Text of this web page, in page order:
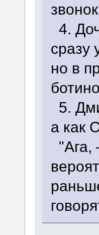
4.
сразу
но в
5.
а как
"Ага,